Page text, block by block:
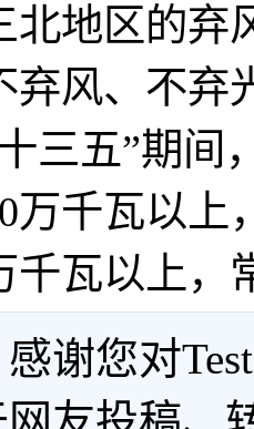
北地区的弃
弃风、不
三五”期间
万千瓦以上
千瓦以上，
谢您对